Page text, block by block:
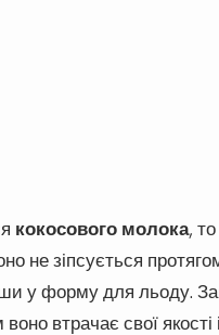
кокосового молока,
не зіпсується
у форму для льоду.
воно втрачає свої якості